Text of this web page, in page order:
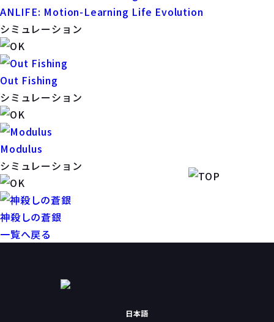
ANLIFE: Motion-Learning Life Evolution
シミュレーション
Out Fishing
シミュレーション
Modulus
シミュレーション
神殺しの蒼銀
一覧へ戻る
日本語